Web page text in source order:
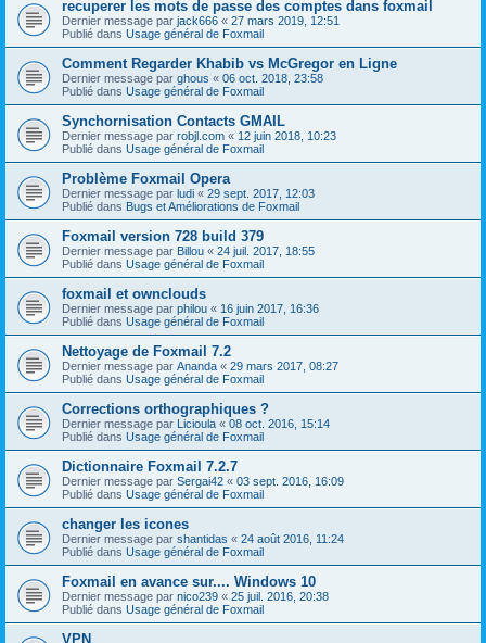
recuperer les mots de passe des comptes dans foxmail
Dernier message par jack666 « 27 mars 2019, 12:51
Publié dans Usage général de Foxmail
Comment Regarder Khabib vs McGregor en Ligne
Dernier message par ghous « 06 oct. 2018, 23:58
Publié dans Usage général de Foxmail
Synchornisation Contacts GMAIL
Dernier message par robjl.com « 12 juin 2018, 10:23
Publié dans Usage général de Foxmail
Problème Foxmail Opera
Dernier message par ludi « 29 sept. 2017, 12:03
Publié dans Bugs et Améliorations de Foxmail
Foxmail version 728 build 379
Dernier message par Billou « 24 juil. 2017, 18:55
Publié dans Usage général de Foxmail
foxmail et ownclouds
Dernier message par philou « 16 juin 2017, 16:36
Publié dans Usage général de Foxmail
Nettoyage de Foxmail 7.2
Dernier message par Ananda « 29 mars 2017, 08:27
Publié dans Usage général de Foxmail
Corrections orthographiques ?
Dernier message par Licioula « 08 oct. 2016, 15:14
Publié dans Usage général de Foxmail
Dictionnaire Foxmail 7.2.7
Dernier message par Sergai42 « 03 sept. 2016, 16:09
Publié dans Usage général de Foxmail
changer les icones
Dernier message par shantidas « 24 août 2016, 11:24
Publié dans Usage général de Foxmail
Foxmail en avance sur.... Windows 10
Dernier message par nico239 « 25 juil. 2016, 20:38
Publié dans Usage général de Foxmail
VPN